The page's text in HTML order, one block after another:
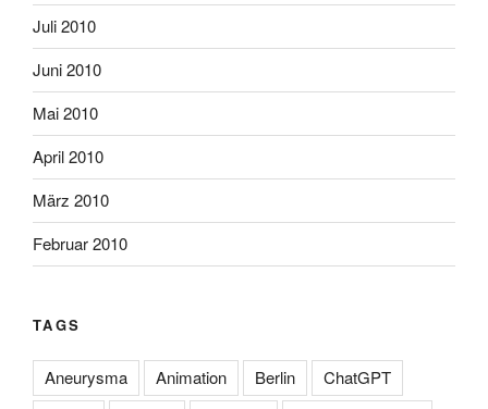
Juli 2010
Juni 2010
Mai 2010
April 2010
März 2010
Februar 2010
TAGS
Aneurysma Animation Berlin
ChatGPT